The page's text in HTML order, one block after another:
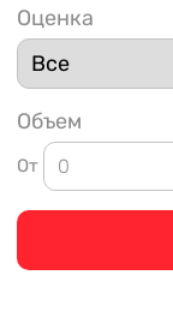
Оценка
Объем
От